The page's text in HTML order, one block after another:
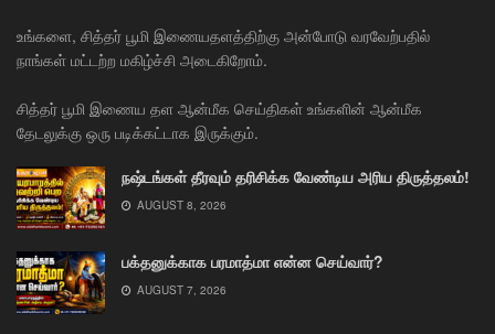
உங்களை, சித்தர் பூமி இணையதளத்திற்கு அன்போடு வரவேற்பதில்
நாங்கள் மட்டற்ற மகிழ்ச்சி அடைகிறோம்.
சித்தர் பூமி இணைய தள ஆன்மீக செய்திகள் உங்களின் ஆன்மீக
தேடலுக்கு ஒரு படிக்கட்டாக இருக்கும்.
நஷ்டங்கள் தீரவும் தரிசிக்க வேண்டிய அரிய திருத்தலம்!
AUGUST 8, 2026
பக்தனுக்காக பரமாத்மா என்ன செய்வார்?
AUGUST 7, 2026